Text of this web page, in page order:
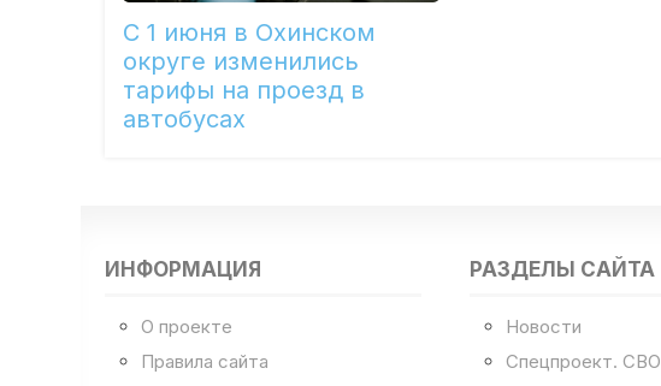
С 1 июня в Охинском
округе изменились
тарифы на проезд в
автобусах
ИНФОРМАЦИЯ
О проекте
Правила сайта
РАЗДЕЛЫ САЙТА
Новости
Спецпроект. СВО